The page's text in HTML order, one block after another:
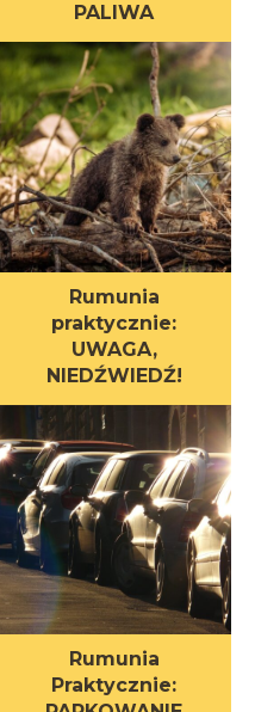
PALIWA
Rumunia
praktycznie:
UWAGA,
NIEDŹWIEDŹ!
Rumunia
Praktycznie: